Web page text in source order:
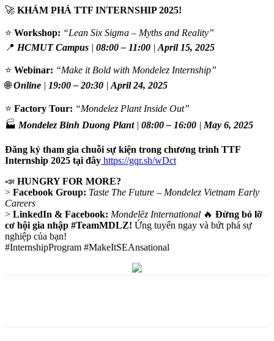
🚀 KHÁM PHÁ TTF INTERNSHIP 2025!
⭐️ Workshop: “Lean Six Sigma – Myths and Reality”
📍 HCMUT Campus | 08:00 – 11:00 | April 15, 2025
⭐️ Webinar: “Make it Bold with Mondelez Internship”
🌐 Online | 19:00 – 20:30 | April 24, 2025
⭐️ Factory Tour: “Mondelez Plant Inside Out”
🏭 Mondelez Binh Duong Plant| 08:00 – 16:00 | May 6, 2025
Đăng ký tham gia chuỗi sự kiện trong chương trình TTF
Internship 2025 tại đây https://gqr.sh/wDct
📣 HUNGRY FOR MORE?
> Facebook Group: Taste The Future – Mondelez Vietnam Early
Careers
> LinkedIn & Facebook: Mondelēz International 🔥 Đừng bỏ lỡ
cơ hội gia nhập #TeamMDLZ! Ứng tuyển ngay và bứt phá sự
nghiệp của bạn!
#InternshipProgram #MakeItSEAnsational